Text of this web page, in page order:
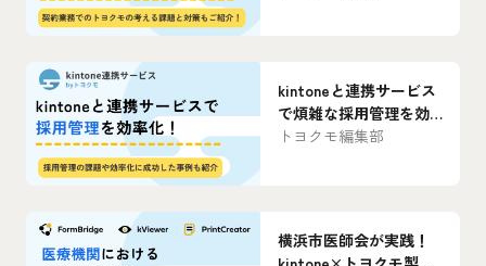
kintoneと連携サービス
で煩雑な採用管理を効
率化！【事例あり】お
トヨクモ編集部
横浜市医師会が実践！